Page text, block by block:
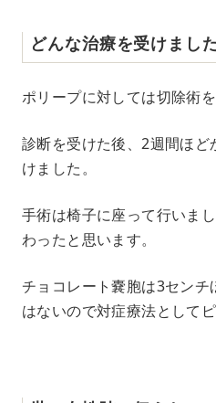
どんな治療を受けまし
ポリープに対しては切除術を
診断を受けた後、2週間ほ
けました。
手術は椅子に座って行いま
わったと思います。
チョコレート嚢胞は3セン
はないので対症療法として